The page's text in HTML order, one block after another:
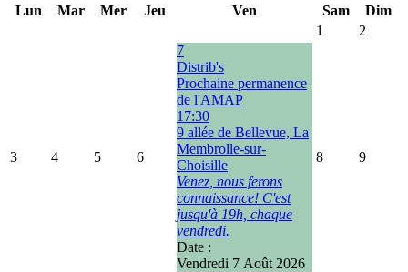
Lun
Mar Mer Jeu Ven Sam
Dim
1
2
3 4 5 6
7
Distrib's
Prochaine permanence
de l'AMAP
17:30
9 allée de Bellevue, La
Membrolle-sur-
Choisille
Venez, nous ferons
connaissance! C'est
jusqu'à 19h, chaque
vendredi.
Date :
Vendredi 7 Août 2026
8 9